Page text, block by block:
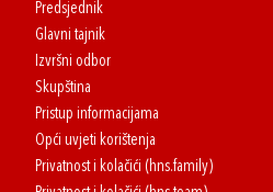
Predsjednik
Glavni tajnik
Izvršni odbor
Skupština
Pristup informacijama
Opći uvjeti korištenja
Privatnost i kolačići (hns.family)